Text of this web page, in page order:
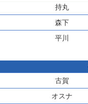
持丸
森下
平川
古賀
オスナ